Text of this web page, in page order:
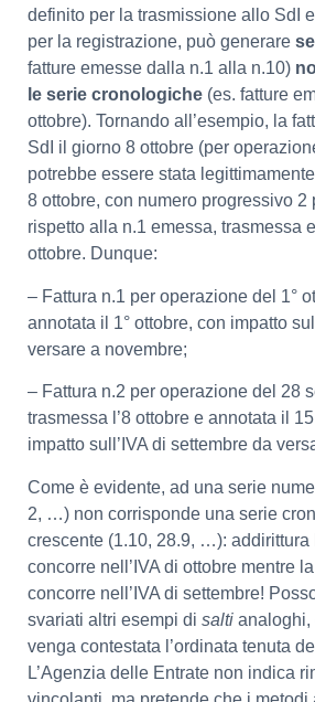
definito per la trasmissione allo SdI
per la registrazione, può generare
fatture emesse dalla n.1 alla n.10)
le serie cronologiche (es. fatture
ottobre). Tornando all’esempio, la
SdI il giorno 8 ottobre (per
potrebbe essere stata
8 ottobre, con numero progressivo 2
rispetto alla n.1 emessa, trasmessa
ottobre. Dunque:
– Fattura n.1 per operazione del 1°
annotata il 1° ottobre, con impatto
versare a novembre;
– Fattura n.2 per operazione del 28
trasmessa l’8 ottobre e annotata il
impatto sull’IVA di settembre da
Come è evidente, ad una serie
2, …) non corrisponde una serie
crescente (1.10, 28.9, …): addirittura
concorre nell’IVA di ottobre mentre
concorre nell’IVA di settembre!
svariati altri esempi di salti analoghi,
venga contestata l’ordinata tenuta
L’Agenzia delle Entrate non indica